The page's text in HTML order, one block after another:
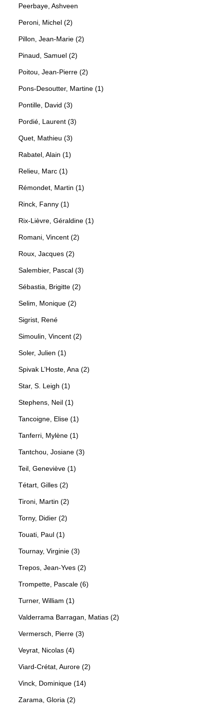
Peerbaye, Ashveen
Peroni, Michel (2)
Pillon, Jean-Marie (2)
Pinaud, Samuel (2)
Poitou, Jean-Pierre (2)
Pons-Desoutter, Martine (1)
Pontille, David (3)
Pordié, Laurent (3)
Quet, Mathieu (3)
Rabatel, Alain (1)
Relieu, Marc (1)
Rémondet, Martin (1)
Rinck, Fanny (1)
Rix-Lièvre, Géraldine (1)
Romani, Vincent (2)
Roux, Jacques (2)
Salembier, Pascal (3)
Sébastia, Brigitte (2)
Selim, Monique (2)
Sigrist, René
Simoulin, Vincent (2)
Soler, Julien (1)
Spivak L’Hoste, Ana (2)
Star, S. Leigh (1)
Stephens, Neil (1)
Tancoigne, Elise (1)
Tanferri, Mylène (1)
Tantchou, Josiane (3)
Teil, Geneviève (1)
Tétart, Gilles (2)
Tironi, Martin (2)
Torny, Didier (2)
Touati, Paul (1)
Tournay, Virginie (3)
Trepos, Jean-Yves (2)
Trompette, Pascale (6)
Turner, William (1)
Valderrama Barragan, Matias (2)
Vermersch, Pierre (3)
Veyrat, Nicolas (4)
Viard-Crétat, Aurore (2)
Vinck, Dominique (14)
Zarama, Gloria (2)